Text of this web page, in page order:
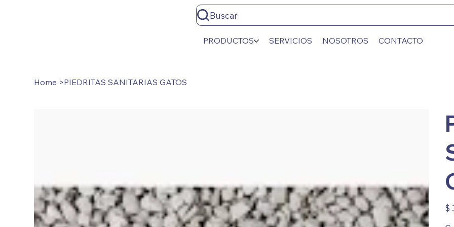
Buscar
PRODUCTOS SERVICIOS NOSOTROS CONTACTO
Home >PIEDRITAS SANITARIAS GATOS
$